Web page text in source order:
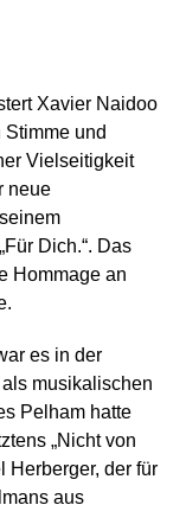
Xavier Naidoo
und
Vielseitigkeit
neue
Dich.“. Das
Hommage an
es in der
musikalischen
Pelham hatte
„Nicht von
Herberger, der für
aus